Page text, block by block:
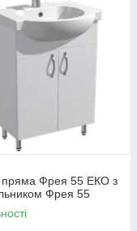
Фрея 55 ЕКО з
Фрея 55